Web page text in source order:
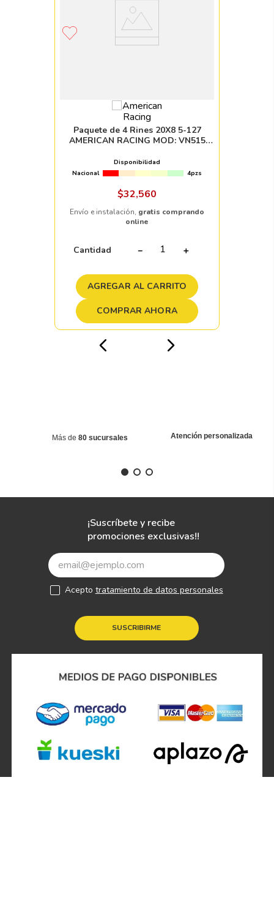
Paquete de 4 Rines 20X8 5-127
AMERICAN RACING MOD: VN515
Disponibilidad
Nacional
4pzs
$32,560
Envío e instalación, gratis comprando
online
Cantidad ＋
－
AGREGAR AL CARRITO
COMPRAR AHORA
Más de 80 sucursales Atención personalizada
¡Suscríbete y recibe
promociones exclusivas!!
SUSCRIBIRME
Acepto tratamiento de datos personales